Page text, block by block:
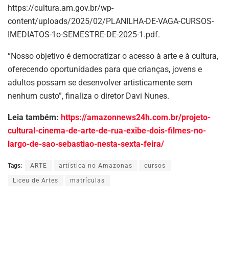
https://cultura.am.gov.br/wp-
content/uploads/2025/02/PLANILHA-DE-VAGA-CURSOS-
IMEDIATOS-1o-SEMESTRE-DE-2025-1.pdf.
“Nosso objetivo é democratizar o acesso à arte e à cultura,
oferecendo oportunidades para que crianças, jovens e
adultos possam se desenvolver artisticamente sem
nenhum custo”, finaliza o diretor Davi Nunes.
Leia também: https://amazonnews24h.com.br/projeto-
cultural-cinema-de-arte-de-rua-exibe-dois-filmes-no-
largo-de-sao-sebastiao-nesta-sexta-feira/
Tags: ARTE artística no Amazonas cursos
Liceu de Artes matrículas